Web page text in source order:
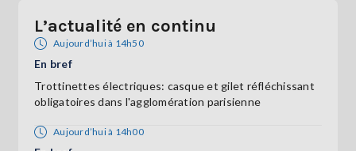
L’actualité en continu
Aujourd’hui à 14h50
En bref
Trottinettes électriques: casque et gilet réfléchissant
obligatoires dans l'agglomération parisienne
Aujourd’hui à 14h00